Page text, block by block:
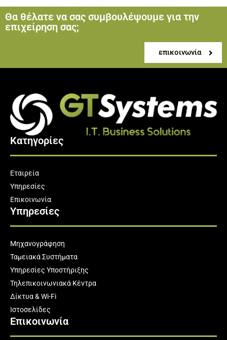
Θα θέλατε να σας συμβουλέψουμε για την
επιχείρηση σας;
επικοινωνία
Κατηγορίες
Εταιρεία
Υπηρεσίες
Επικοινωνία
Υπηρεσίες
Μηχανογράφηση
Ταμειακά Συστήματα
Υπηρεσίες Υποστήριξης
Τηλεπικοινωνιακά Κέντρα
Δίκτυα & Wi-Fi
Ιστοσελίδες
Επικοινωνία